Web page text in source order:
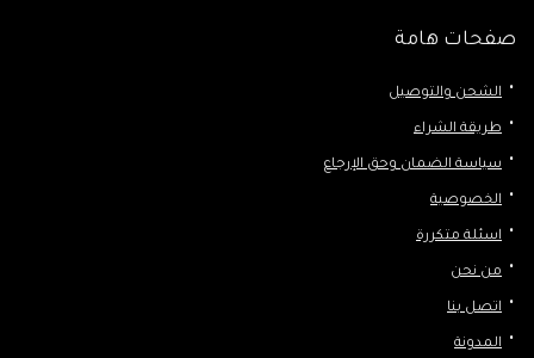
صفحات هامة
الشحن والتوصيل
طريقة الشراء
سياسة الضمان وحق الإرجاع
الخصوصية
اسئلة متكررة
من نحن
اتصل بنا
المدونة